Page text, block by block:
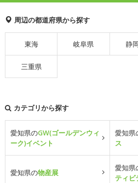
周辺の都道府県から探す
東海 岐阜県 静
三重県
カテゴリから探す
愛知県のGW(ゴールデンウィ
ーク)イベント
愛知県
ス
愛知県の物産展
愛知県
ティビ